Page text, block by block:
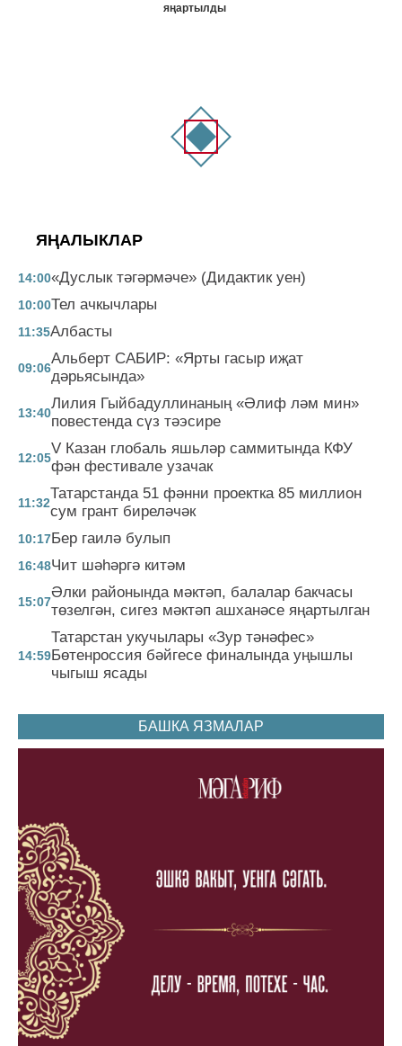
яңартылды
ЯҢАЛЫКЛАР
14:00«Дуслык тәгәрмәче» (Дидактик уен)
10:00Тел ачкычлары
11:35Албасты
09:06
Альберт САБИР: «Ярты гасыр иҗат
дәрьясында»
13:40
Лилия Гыйбадуллинаның «Әлиф ләм мин»
повестенда сүз тәэсире
12:05
V Казан глобаль яшьләр саммитында КФУ
фән фестивале узачак
11:32
Татарстанда 51 фәнни проектка 85 миллион
сум грант биреләчәк
10:17Бер гаилә булып
16:48Чит шәһәргә китәм
15:07
Әлки районында мәктәп, балалар бакчасы
төзелгән, сигез мәктәп ашханәсе яңартылган
14:59
Татарстан укучылары «Зур тәнәфес»
Бөтенроссия бәйгесе финалында уңышлы
чыгыш ясады
БАШКА ЯЗМАЛАР